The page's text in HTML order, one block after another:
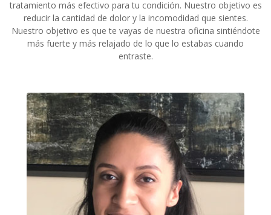
tratamiento más efectivo para tu condición. Nuestro objetivo es
reducir la cantidad de dolor y la incomodidad que sientes.
Nuestro objetivo es que te vayas de nuestra oficina sintiéndote
más fuerte y más relajado de lo que lo estabas cuando
entraste.